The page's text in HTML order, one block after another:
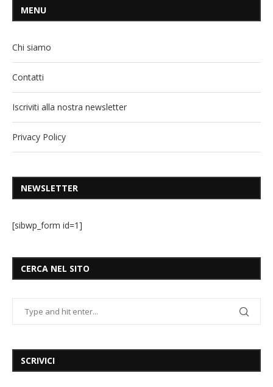
MENU
Chi siamo
Contatti
Iscriviti alla nostra newsletter
Privacy Policy
NEWSLETTER
[sibwp_form id=1]
CERCA NEL SITO
SCRIVICI